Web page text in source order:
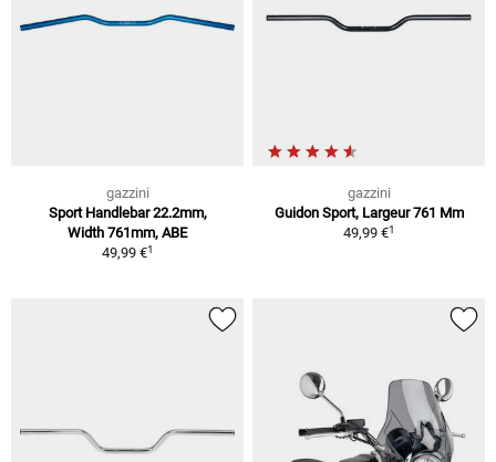
gazzini
Sport Handlebar 22.2mm,
Width 761mm, ABE
49,99 €1
gazzini
Guidon Sport, Largeur 761 Mm
49,99 €1